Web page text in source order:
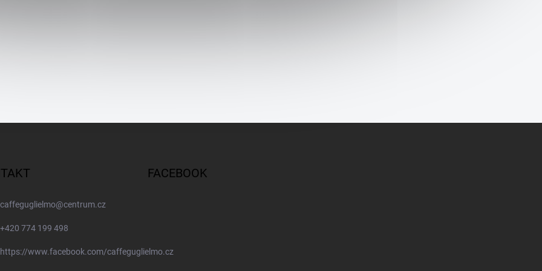
caffeguglielmo@centrum.cz
+420 774 199 498
https://www.facebook.com/caffeguglielmo.cz
FACEBOOK